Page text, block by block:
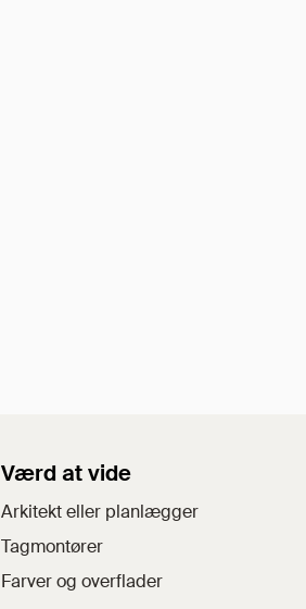
Værd at vide
Arkitekt eller planlægger
Tagmontører
Farver og overflader